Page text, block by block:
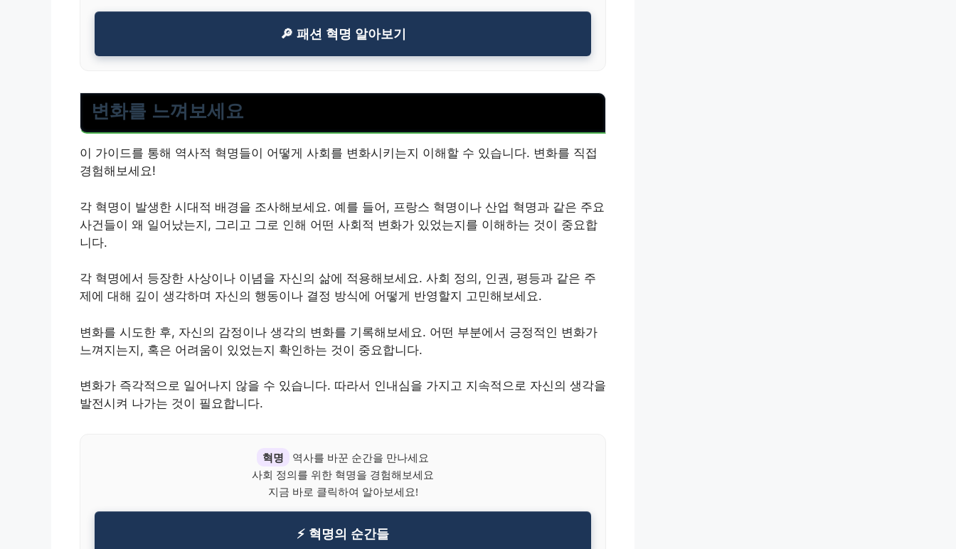
🔎 패션 혁명 알아보기
변화를 느껴보세요
이 가이드를 통해 역사적 혁명들이 어떻게 사회를 변화시키는지 이해할 수 있습니다. 변화를 직접
경험해보세요!
각 혁명이 발생한 시대적 배경을 조사해보세요. 예를 들어, 프랑스 혁명이나 산업 혁명과 같은 주요
사건들이 왜 일어났는지, 그리고 그로 인해 어떤 사회적 변화가 있었는지를 이해하는 것이 중요합
니다.
각 혁명에서 등장한 사상이나 이념을 자신의 삶에 적용해보세요. 사회 정의, 인권, 평등과 같은 주
제에 대해 깊이 생각하며 자신의 행동이나 결정 방식에 어떻게 반영할지 고민해보세요.
변화를 시도한 후, 자신의 감정이나 생각의 변화를 기록해보세요. 어떤 부분에서 긍정적인 변화가
느껴지는지, 혹은 어려움이 있었는지 확인하는 것이 중요합니다.
변화가 즉각적으로 일어나지 않을 수 있습니다. 따라서 인내심을 가지고 지속적으로 자신의 생각을
발전시켜 나가는 것이 필요합니다.
혁명
역사를 바꾼 순간을 만나세요
사회 정의를 위한 혁명을 경험해보세요
지금 바로 클릭하여 알아보세요!
⚡ 혁명의 순간들